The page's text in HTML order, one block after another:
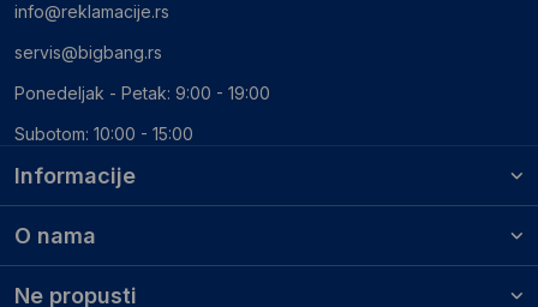
Informacije
O nama
Ne propusti
info@reklamacije.rs
servis@bigbang.rs
Ponedeljak - Petak: 9:00 - 19:00
Subotom: 10:00 - 15:00